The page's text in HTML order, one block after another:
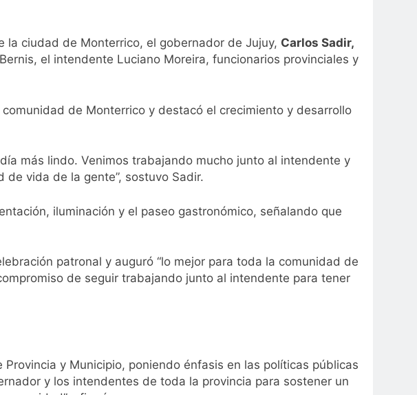
la ciudad de Monterrico, el gobernador de Jujuy, Carlos Sadir,
el intendente Luciano Moreira, funcionarios provinciales y
de Monterrico y destacó el crecimiento y desarrollo
más lindo. Venimos trabajando mucho junto al intendente y
vida de la gente”, sostuvo Sadir.
iluminación y el paseo gastronómico, señalando que
patronal y auguró “lo mejor para toda la comunidad de
de seguir trabajando junto al intendente para tener
y Municipio, poniendo énfasis en las políticas públicas
y los intendentes de toda la provincia para sostener un